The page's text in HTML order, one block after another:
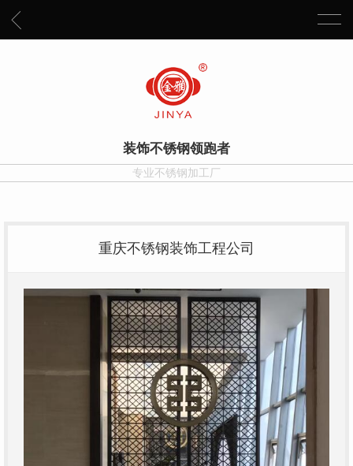
装饰不锈钢领跑者
专业不锈钢加工厂
重庆不锈钢装饰工程公司